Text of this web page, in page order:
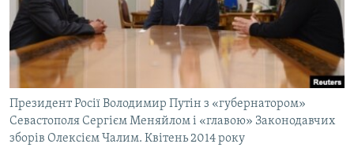
ВІДЕОУРОКИ «ELIFBE»
СВІДЧЕННЯ ОКУПАЦІЇ
УКРАЇНСЬКА ПРОБЛЕМА КРИМУ
ІНФОГРАФІКА
Русский
Qırımtatar
ДОЛУЧАЙСЯ!
Президент Росії Володимир Путін з «губернатором»
Севастополя Сергієм Меняйлом і «главою» Законодавчих
зборів Олексієм Чалим. Квітень 2014 року